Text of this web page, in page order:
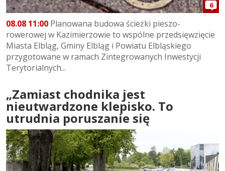
6
08.08 11:00 Planowana budowa ścieżki pieszo-
rowerowej w Kazimierzowie to wspólne przedsięwzięcie
Miasta Elbląg, Gminy Elbląg i Powiatu Elbląskiego
przygotowane w ramach Zintegrowanych Inwestycji
Terytorialnych...
„Zamiast chodnika jest
nieutwardzone klepisko. To
utrudnia poruszanie się